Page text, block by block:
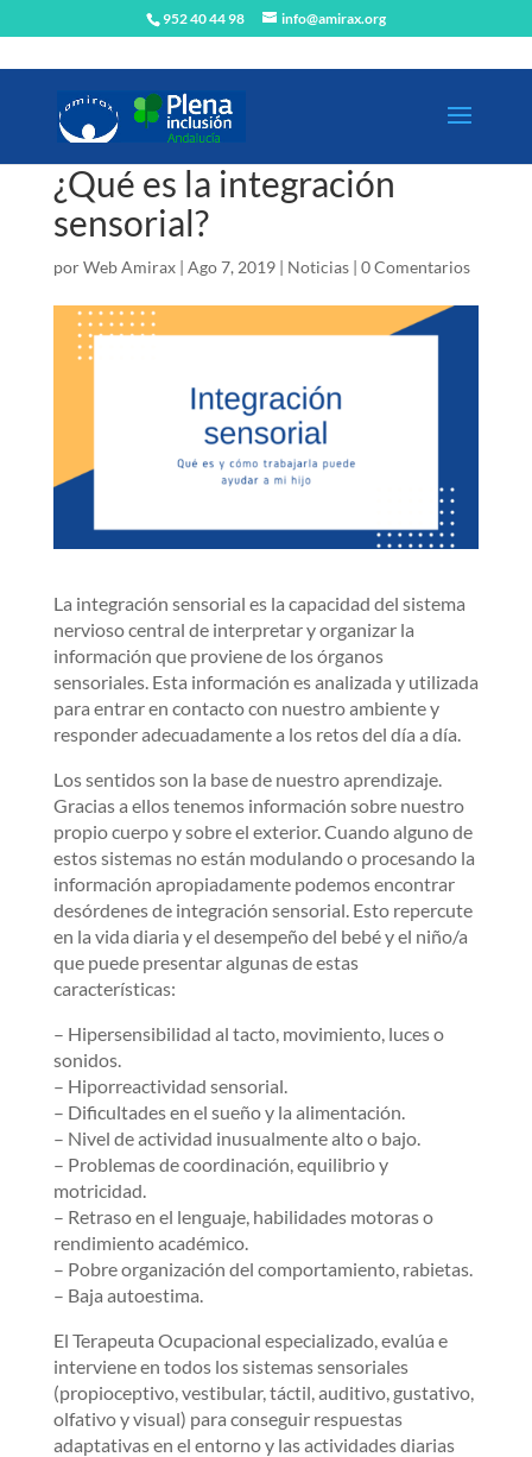
952 40 44 98 info@amirax.org
¿Qué es la integración
sensorial?
porWeb Amirax| Ago 7, 2019| Noticias| 0 Comentarios
La integración sensorial es la capacidad del sistema
nervioso central de interpretar y organizar la
información que proviene de los órganos
sensoriales. Esta información es analizada y utilizada
para entrar en contacto con nuestro ambiente y
responder adecuadamente a los retos del día a día.
Los sentidos son la base de nuestro aprendizaje.
Gracias a ellos tenemos información sobre nuestro
propio cuerpo y sobre el exterior. Cuando alguno de
estos sistemas no están modulando o procesando la
información apropiadamente podemos encontrar
desórdenes de integración sensorial. Esto repercute
en la vida diaria y el desempeño del bebé y el niño/a
que puede presentar algunas de estas
características:
– Hipersensibilidad al tacto, movimiento, luces o
sonidos.
– Hiporreactividad sensorial.
– Dificultades en el sueño y la alimentación.
– Nivel de actividad inusualmente alto o bajo.
– Problemas de coordinación, equilibrio y
motricidad.
– Retraso en el lenguaje, habilidades motoras o
rendimiento académico.
– Pobre organización del comportamiento, rabietas.
– Baja autoestima.
El Terapeuta Ocupacional especializado, evalúa e
interviene en todos los sistemas sensoriales
(propioceptivo, vestibular, táctil, auditivo, gustativo,
olfativo y visual) para conseguir respuestas
adaptativas en el entorno y las actividades diarias